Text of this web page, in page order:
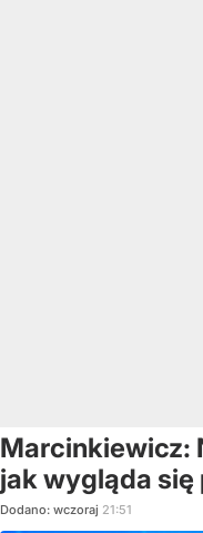
Marcinkiewicz:
jak wygląda
Dodano: wczoraj 21:51